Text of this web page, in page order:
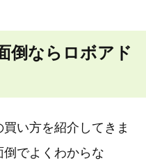
倒ならロボアド
い方を紹介してきま
倒でよくわからな